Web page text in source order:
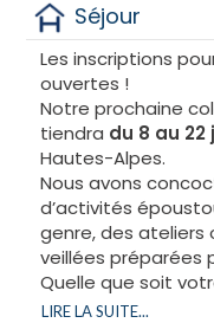
Séjour
Les inscriptions
ouvertes !
Notre prochaine
tiendra du 8 au 22
Hautes-Alpes.
Nous avons
d’activités
genre, des ateliers
veillées préparées
Quelle que soit
bonheur parmi nos
LIRE LA SUITE...